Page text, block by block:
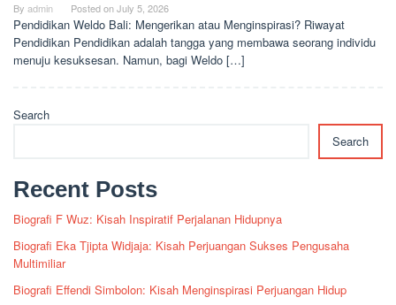
By admin Posted onJuly 5, 2026
Pendidikan Weldo Bali: Mengerikan atau Menginspirasi? Riwayat
Pendidikan Pendidikan adalah tangga yang membawa seorang individu
menuju kesuksesan. Namun, bagi Weldo […]
Search
Search
Recent Posts
Biografi F Wuz: Kisah Inspiratif Perjalanan Hidupnya
Biografi Eka Tjipta Widjaja: Kisah Perjuangan Sukses Pengusaha
Multimiliar
Biografi Effendi Simbolon: Kisah Menginspirasi Perjuangan Hidup